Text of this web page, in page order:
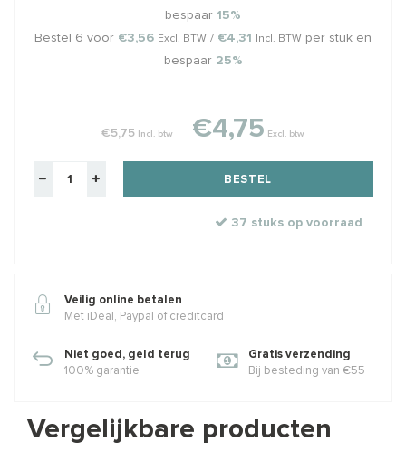
bespaar 15%
Bestel 6 voor €3,56 Excl. BTW / €4,31 Incl. BTW per stuk en
bespaar 25%
€5,75 Incl. btw €4,75 Excl. btw
BESTEL
37 stuks op voorraad
Veilig online betalen
Met iDeal, Paypal of creditcard
Niet goed, geld terug
100% garantie
Gratis verzending
Bij besteding van €55
Vergelijkbare producten